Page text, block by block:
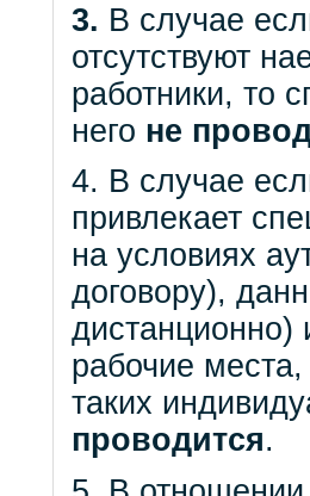
3. В случае
отсутствуют
работники, то
него не
4. В случае
привлекает
на условиях
договору),
дистанционно)
рабочие
таких
проводится.